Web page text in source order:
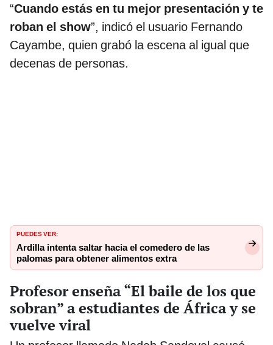
“Cuando estás en tu mejor presentación y te
roban el show”, indicó el usuario Fernando
Cayambe, quien grabó la escena al igual que
decenas de personas.
PUEDES VER:
Ardilla intenta saltar hacia el comedero de las
palomas para obtener alimentos extra
Profesor enseña “El baile de los que
sobran” a estudiantes de África y se
vuelve viral